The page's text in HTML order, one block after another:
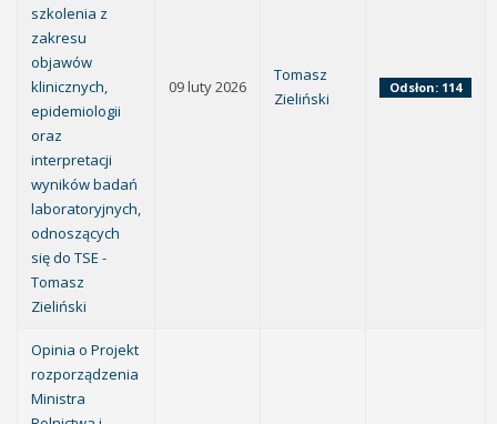
szkolenia z
zakresu
objawów
klinicznych,
epidemiologii
oraz
interpretacji
wyników badań
laboratoryjnych,
odnoszących
się do TSE -
Tomasz
Zieliński
09 luty 2026
Tomasz
Zieliński
Odsłon: 114
Opinia o Projekt
rozporządzenia
Ministra